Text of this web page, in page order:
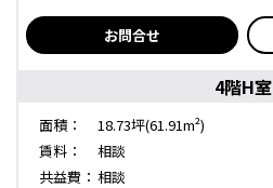
お問合せ
4階H室
面積：
18.73坪(61.91m²)
賃料：
相談
共益費： 相談